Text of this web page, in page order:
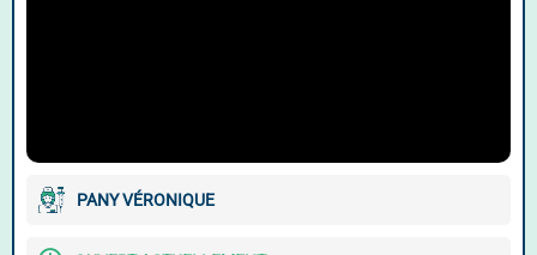
PANY VÉRONIQUE